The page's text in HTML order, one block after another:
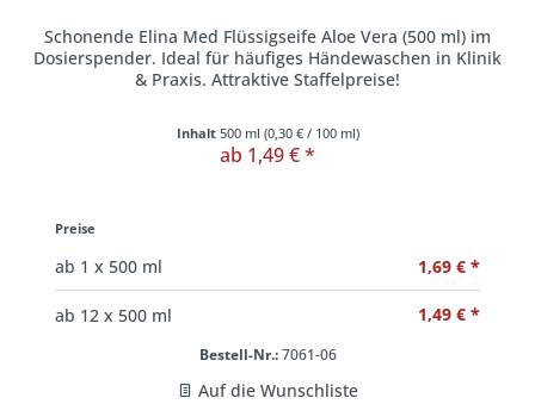
Schonende Elina Med Flüssigseife Aloe Vera (500 ml) im
Dosierspender. Ideal für häufiges Händewaschen in Klinik
& Praxis. Attraktive Staffelpreise!
Inhalt 500 ml (0,30 €/ 100 ml)
ab 1,49 € *
Preise
ab 1x 500 ml 1,69 € *
ab 12x 500 ml 1,49 € *
Bestell-Nr.:7061-06
Auf die Wunschliste